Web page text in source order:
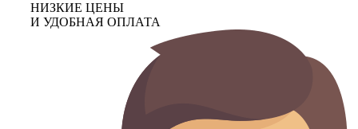
НИЗКИЕ ЦЕНЫ
И УДОБНАЯ ОПЛАТА